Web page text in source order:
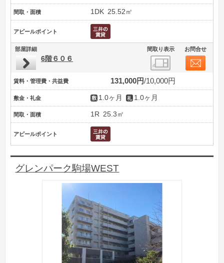
間取・面積 1DK 25.52㎡
アピールポイント
部屋詳細 間取り表示 お問合せ
6階６０６
賃料・管理費・共益費 131,000円 10,000円
敷金・礼金 1.0ヶ月 1.0ヶ月
間取・面積 1R 25.3㎡
アピールポイント
グレンパーク駒場WEST